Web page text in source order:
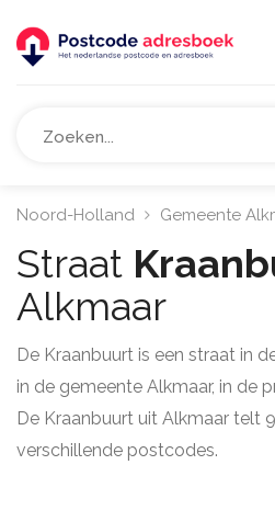
Noord-Holland Gemeente
Straat
Alkmaar
De Kraanbuurt is een straat in
in de gemeente Alkmaar, in de
De Kraanbuurt uit Alkmaar telt
verschillende postcodes.